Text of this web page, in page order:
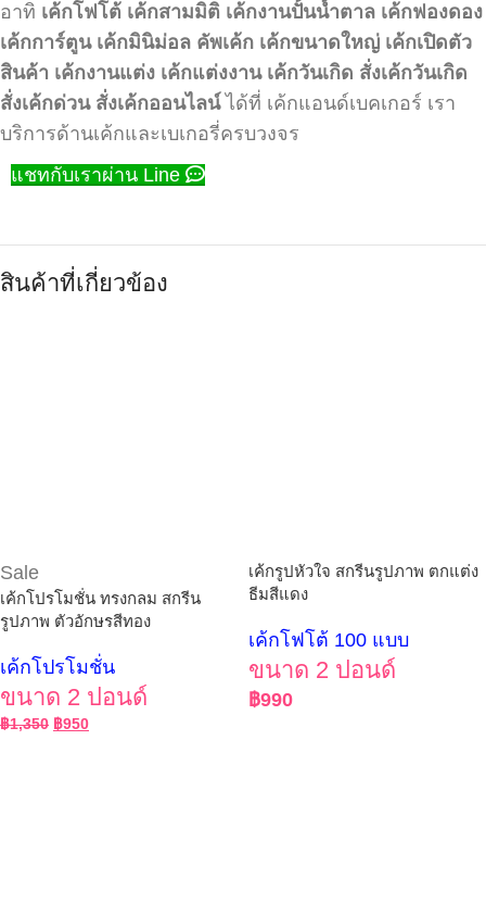
อาทิ เค้กโฟโต้ เค้กสามมิติ เค้กงานปั้นน้ำตาล เค้กฟองดอง
เค้กการ์ตูน เค้กมินิม่อล คัพเค้ก เค้กขนาดใหญ่ เค้กเปิดตัว
สินค้า เค้กงานแต่ง เค้กแต่งงาน เค้กวันเกิด สั่งเค้กวันเกิด
สั่งเค้กด่วน สั่งเค้กออนไลน์ได้ที่ เค้กแอนด์เบคเกอร์ เรา
บริการด้านเค้กและเบเกอรี่ครบวงจร
แชทกับเราผ่าน Line
สินค้าที่เกี่ยวข้อง
Sale
เค้กโปรโมชั่น ทรงกลม สกรีน
รูปภาพ ตัวอักษรสีทอง
เค้กโปรโมชั่น
ขนาด 2 ปอนด์
฿1,350 ฿950
เค้กรูปหัวใจ สกรีนรูปภาพ ตกแต่ง
ธีมสีแดง
เค้กโฟโต้ 100 แบบ
ขนาด 2 ปอนด์
฿990